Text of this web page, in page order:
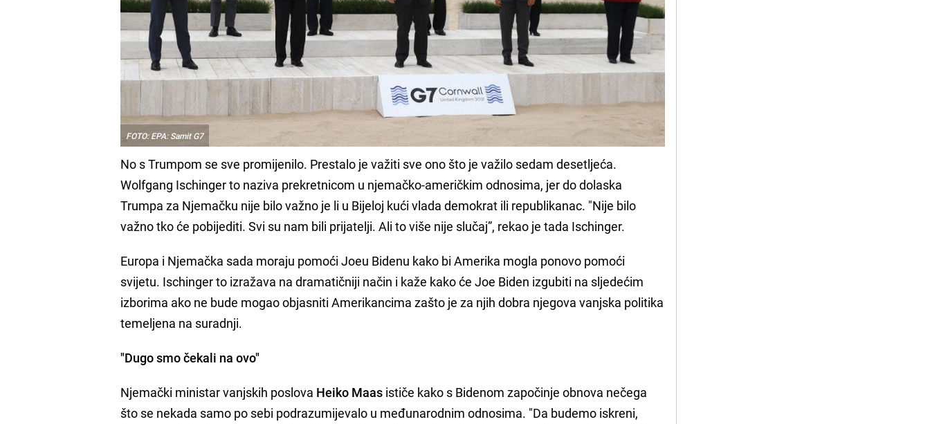
FOTO: EPA: Samit G7
No s Trumpom se sve promijenilo. Prestalo je važiti sve ono što je važilo sedam desetljeća.
Wolfgang Ischinger to naziva prekretnicom u njemačko-američkim odnosima, jer do dolaska
Trumpa za Njemačku nije bilo važno je li u Bijeloj kući vlada demokrat ili republikanac. "Nije bilo
važno tko će pobijediti. Svi su nam bili prijatelji. Ali to više nije slučaj”, rekao je tada Ischinger.
Europa i Njemačka sada moraju pomoći Joeu Bidenu kako bi Amerika mogla ponovo pomoći
svijetu. Ischinger to izražava na dramatičniji način i kaže kako će Joe Biden izgubiti na sljedećim
izborima ako ne bude mogao objasniti Amerikancima zašto je za njih dobra njegova vanjska politika
temeljena na suradnji.
"Dugo smo čekali na ovo"
Njemački ministar vanjskih poslova Heiko Maas ističe kako s Bidenom započinje obnova nečega
što se nekada samo po sebi podrazumijevalo u međunarodnim odnosima. "Da budemo iskreni,